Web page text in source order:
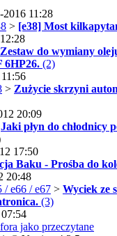
11:28
> [e38] Most
Zestaw do wymiany
6HP26. (2)
> Zużycie skrzyni
20:09
Jaki płyn do chłodnicy
17:50
Baku - Prośba do
20:48
/ e66 / e67 > Wyciek ze
(3)
jako przeczytane